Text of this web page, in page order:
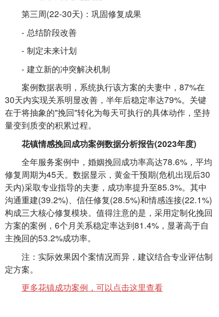
第三周(22-30天)：巩固修复成果
- 总结阶段改善
- 制定未来计划
- 建立新的冲突解决机制
案例数据表明，系统执行该方案的夫妻中，87%在
30天内实现关系明显改善，半年后稳定率达79%。关键
在于将抽象的"挽回"转化为每天可执行的具体动作，坚持
量变到质变的积累过程。
花镇情感挽回成功案例数据分析报告(2023年度)
全年服务案例中，婚姻挽回成功率高达78.6%，平均
修复周期为45天。数据显示，黄金干预期(危机出现后30
天内)采取专业指导的夫妻，成功率提升至85.3%。其中
沟通重建(39.2%)、信任修复(28.5%)和情感连接(22.1%)
构成三大核心修复模块。值得注意的是，采用定制化挽回
方案的案例，6个月关系稳定率达到81.4%，显著高于自
主挽回的53.2%成功率。
注：实际效果因个案情况而异，建议结合专业评估制
定方案。
更多花镇成功案例，可以点击这里查看